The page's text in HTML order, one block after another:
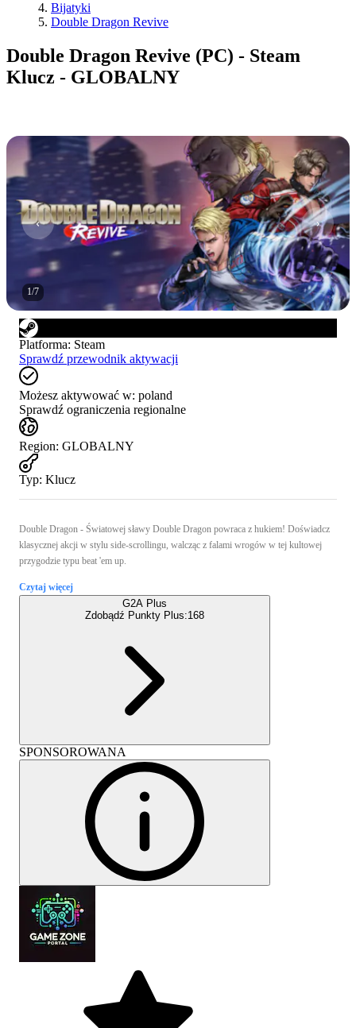
Bijatyki
Double Dragon Revive
Double Dragon Revive (PC) - Steam
Klucz - GLOBALNY
1/7
Platforma: Steam
Sprawdź przewodnik aktywacji
Możesz aktywować w: poland
Sprawdź ograniczenia regionalne
Region: GLOBALNY
Typ: Klucz
Double Dragon - Światowej sławy Double Dragon powraca z hukiem! Doświadcz
klasycznej akcji w stylu side-scrollingu, walcząc z falami wrogów w tej kultowej
przygodzie typu beat 'em up.
Czytaj więcej
G2A Plus
Zdobądź Punkty Plus:168
SPONSOROWANA